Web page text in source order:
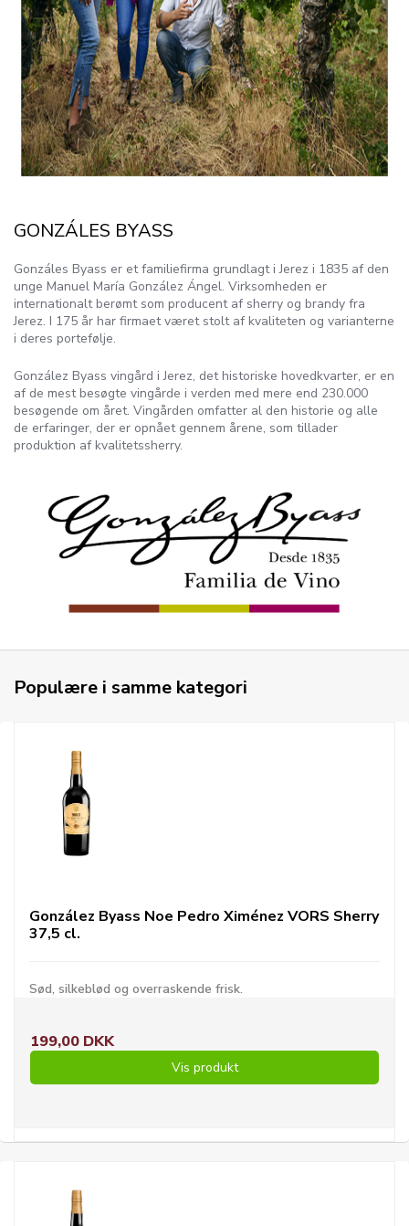
GONZÁLES BYASS
Gonzáles Byass er et familiefirma grundlagt i Jerez i 1835 af den
unge Manuel María González Ángel. Virksomheden er
internationalt berømt som producent af sherry og brandy fra
Jerez. I 175 år har firmaet været stolt af kvaliteten og varianterne
i deres portefølje.
González Byass vingård i Jerez, det historiske hovedkvarter, er en
af de mest besøgte vingårde i verden med mere end 230.000
besøgende om året. Vingården omfatter al den historie og alle
de erfaringer, der er opnået gennem årene, som tillader
produktion af kvalitetssherry.
Populære i samme kategori
González Byass Noe Pedro Ximénez VORS Sherry
37,5 cl.
Sød, silkeblød og overraskende frisk.
199,00 DKK
Vis produkt